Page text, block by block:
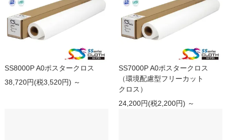
SS8000P A0ポスタークロス
38,720円(税3,520円) ～
SS7000P A0ポスタークロス
（環境配慮型フリーカット
クロス）
24,200円(税2,200円) ～